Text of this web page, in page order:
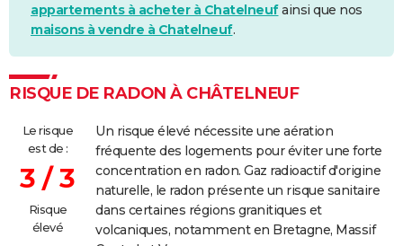
appartements à acheter à Chatelneufainsi que nos
maisons à vendre à Chatelneuf.
RISQUE DE RADON À CHÂTELNEUF
Le risque
est de :
3 / 3
Risque
élevé
Un risque élevé nécessite une aération
fréquente des logements pour éviter une forte
concentration en radon. Gaz radioactif d'origine
naturelle, le radon présente un risque sanitaire
dans certaines régions granitiques et
volcaniques, notamment en Bretagne, Massif